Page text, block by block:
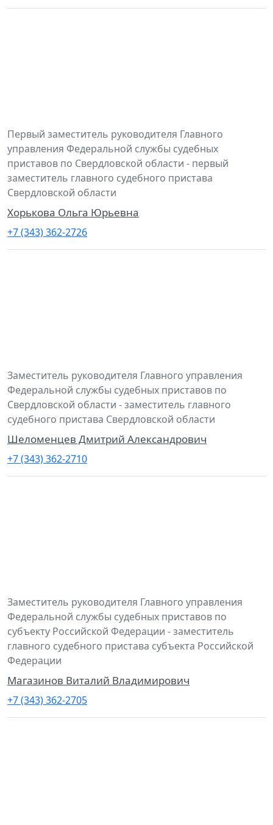
Первый заместитель руководителя Главного
управления Федеральной службы судебных
приставов по Свердловской области - первый
заместитель главного судебного пристава
Свердловской области
Хорькова Ольга Юрьевна
+7 (343) 362-2726
Заместитель руководителя Главного управления
Федеральной службы судебных приставов по
Свердловской области - заместитель главного
судебного пристава Свердловской области
Шеломенцев Дмитрий Александрович
+7 (343) 362-2710
Заместитель руководителя Главного управления
Федеральной службы судебных приставов по
субъекту Российской Федерации - заместитель
главного судебного пристава субъекта Российской
Федерации
Магазинов Виталий Владимирович
+7 (343) 362-2705